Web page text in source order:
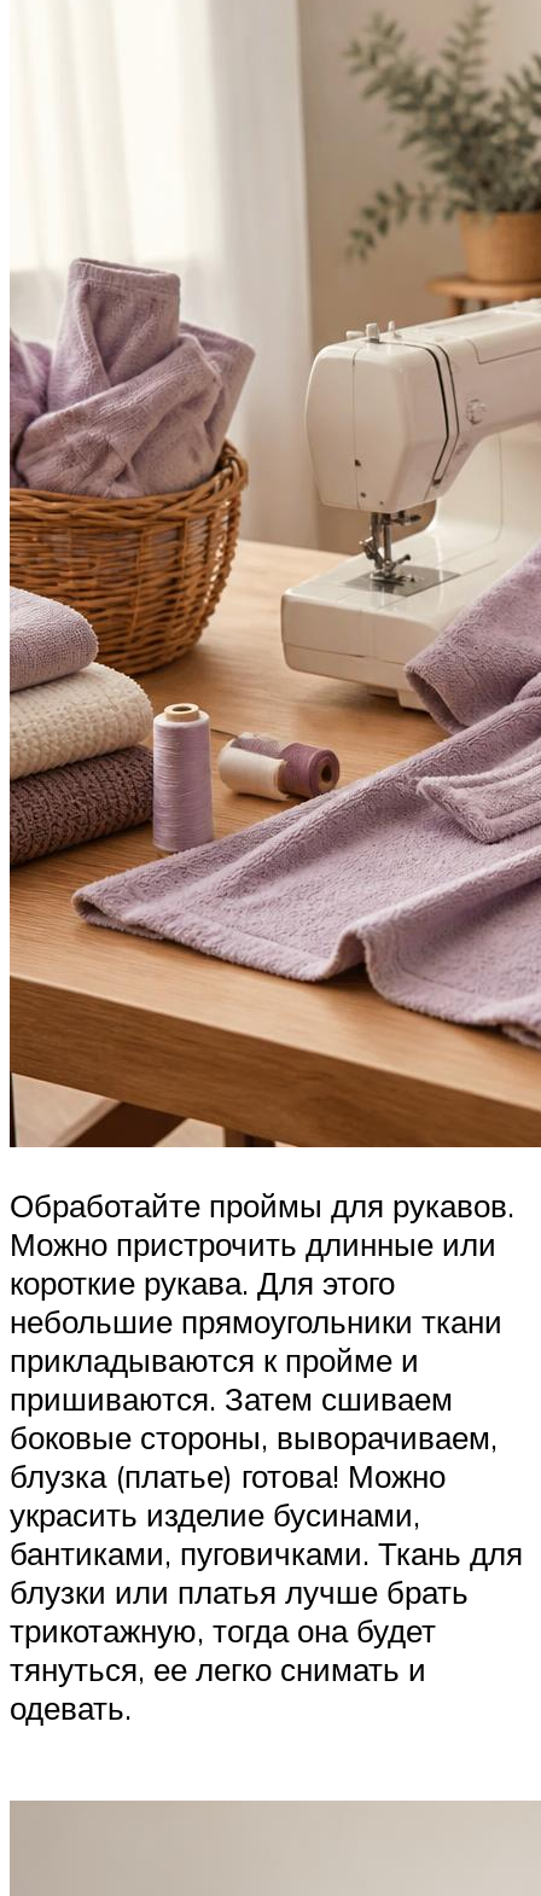
Обработайте проймы для рукавов.
Можно пристрочить длинные или
короткие рукава. Для этого
небольшие прямоугольники ткани
прикладываются к пройме и
пришиваются. Затем сшиваем
боковые стороны, выворачиваем,
блузка (платье) готова! Можно
украсить изделие бусинами,
бантиками, пуговичками. Ткань для
блузки или платья лучше брать
трикотажную, тогда она будет
тянуться, ее легко снимать и
одевать.